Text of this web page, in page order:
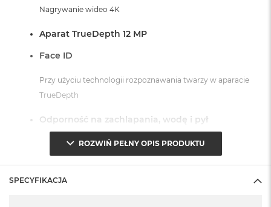
Nagrywanie wideo 4K
Aparat TrueDepth 12 MP
Face ID
Przy użyciu technologii rozpoznawania twarzy w aparacie
TrueDepth
Odporność na zachlapania, wodę i pył
Klasa IP68 (maksymalna głębokość 6m do 30 minut)
System operacyjny iOS 17
ROZWIŃ PEŁNY OPIS PRODUKTU
SPECYFIKACJA